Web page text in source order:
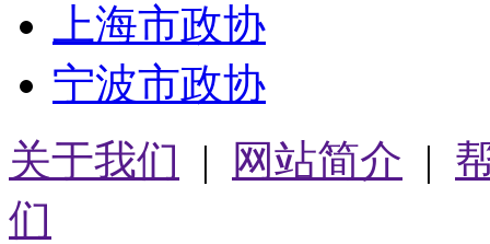
上海市政协
宁波市政协
关于我们 | 网站简介 |
们